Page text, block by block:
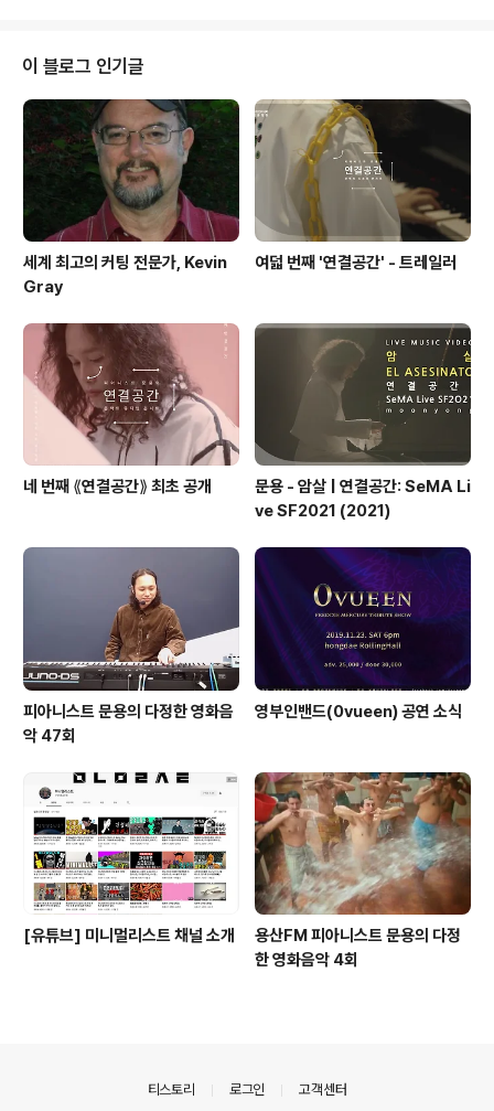
헬조선은 얼마나 다른 모습일까요? 대한민국은 민주주의
국가로서 빠른 시간 내 경제 성장을 이뤘지만, 눈치만 보느
라 행동에 나서지 않는 민초들, 중간에서 해먹는 약삭빠른
장사치들, 이를 모두 수탈해가버리는 관료 등 책에 등장하
는 모습을 보면 묘하게 현재와 오버랩 되어 아직도 이 사회
의 구조가 구한말이나 일..
이 블로그 인기글
세계 최고의 커팅 전문가, Kevin
Gray
여덟 번째 '연결공간' - 트레일러
네 번째 ⟪연결공간⟫ 최초 공개
문용 - 암살 | 연결공간: SeMA Li
ve SF2021 (2021)
피아니스트 문용의 다정한 영화음
악 47회
영부인밴드(0vueen) 공연 소식
[유튜브] 미니멀리스트 채널 소개
용산FM 피아니스트 문용의 다정
한 영화음악 4회
티스토리 로그인 고객센터